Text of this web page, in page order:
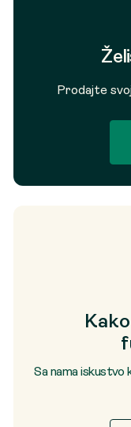
Prodajte
Sa nama iskustvo